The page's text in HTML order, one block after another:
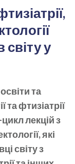
світу у
та
фтизіатрії
лекцій з
які
світу з